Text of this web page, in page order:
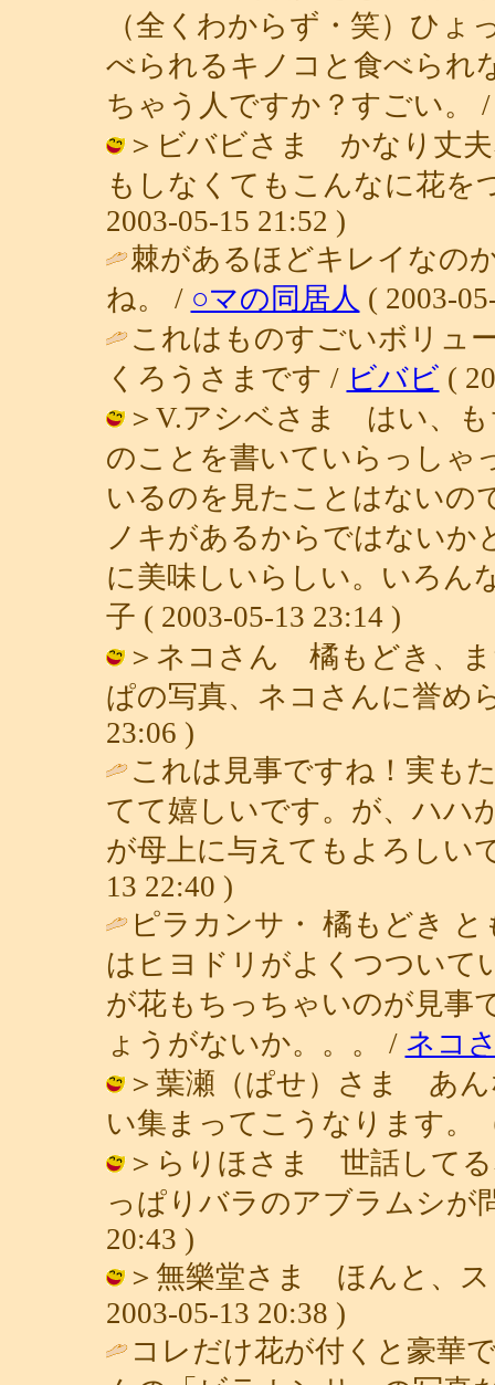
（全くわからず・笑）ひ
べられるキノコと食べられ
ちゃう人ですか？すごい。 /
＞ビバビさま かなり丈夫
もしなくてもこんなに花を
2003-05-15 21:52 )
棘があるほどキレイなの
ね。 / ○マの同居人 ( 2003-
これはものすごいボリュ
くろうさまです / ビバビ (
＞V.アシベさま はい、も
のことを書いていらっしゃ
いるのを見たことはないの
ノキがあるからではないか
に美味しいらしい。いろん
子 ( 2003-05-13 23:14 )
＞ネコさん 橘もどき、ま
ぱの写真、ネコさんに誉め
23:06 )
これは見事ですね！実も
てて嬉しいです。が、ハハ
が母上に与えてもよろしい
13 22:40 )
ピラカンサ・ 橘もどき
はヒヨドリがよくつついて
が花もちっちゃいのが見事
ょうがないか。。。 / ネコ
＞葉瀬（ぱせ）さま あん
い集まってこうなります。
＞らりほさま 世話してる
っぱりバラのアブラムシが
20:43 )
＞無樂堂さま ほんと、ス
2003-05-13 20:38 )
コレだけ花が付くと豪華